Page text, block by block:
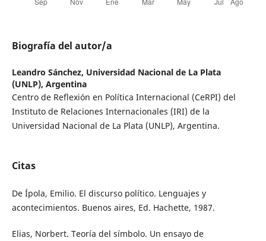
Biografía del autor/a
Leandro Sánchez, Universidad Nacional de La Plata
(UNLP), Argentina
Centro de Reflexión en Política Internacional (CeRPI) del
Instituto de Relaciones Internacionales (IRI) de la
Universidad Nacional de La Plata (UNLP), Argentina.
Citas
De Ípola, Emilio. El discurso político. Lenguajes y
acontecimientos. Buenos aires, Ed. Hachette, 1987.
Elias, Norbert. Teoría del símbolo. Un ensayo de